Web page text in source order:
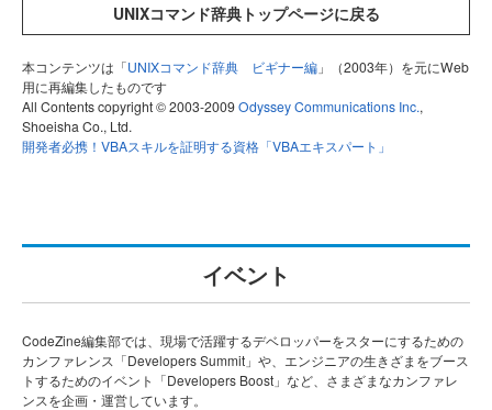
UNIXコマンド辞典トップページに戻る
本コンテンツは「UNIXコマンド辞典 ビギナー編 」（2003年）を元にWeb
用に再編集したものです
All Contents copyright © 2003-2009Odyssey Communications Inc.,
Shoeisha Co., Ltd.
開発者必携！VBAスキルを証明する資格「VBAエキスパート」
イベント
CodeZine編集部では、現場で活躍するデベロッパーをスターにするための
カンファレンス「Developers Summit」や、エンジニアの生きざまをブース
トするためのイベント「Developers Boost」など、さまざまなカンファレ
ンスを企画・運営しています。